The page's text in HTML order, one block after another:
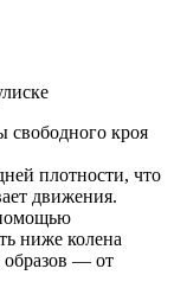
кроя
плотности, что
движения.
помощью
ниже колена
— от